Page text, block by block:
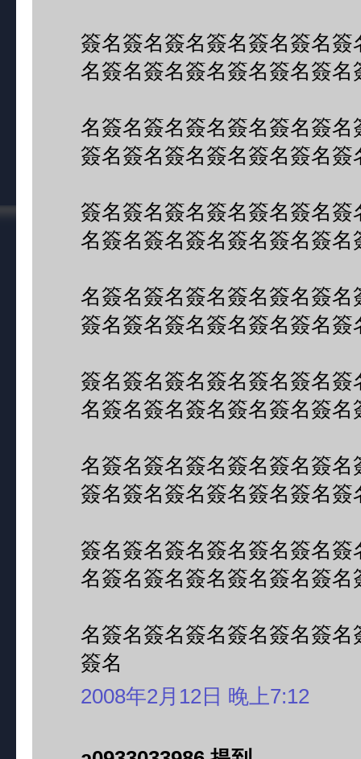
簽名簽名簽名簽名簽名簽名
名簽名簽名簽名簽名簽名簽名
名簽名簽名簽名簽名簽名簽
簽名簽名簽名簽名簽名簽名簽
簽名簽名簽名簽名簽名簽名
名簽名簽名簽名簽名簽名簽名
名簽名簽名簽名簽名簽名簽
簽名簽名簽名簽名簽名簽名簽
簽名簽名簽名簽名簽名簽名
名簽名簽名簽名簽名簽名簽名
名簽名簽名簽名簽名簽名簽
簽名簽名簽名簽名簽名簽名簽
簽名簽名簽名簽名簽名簽名
名簽名簽名簽名簽名簽名簽名
名簽名簽名簽名簽名簽名簽
簽名
2008年2月12日 晚上7:12